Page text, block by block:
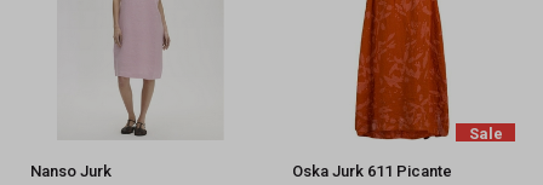
Nanso Jurk
Sale
Oska Jurk 611 Picante